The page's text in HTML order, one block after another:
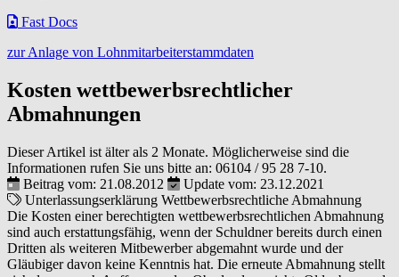
Fast Docs
zur Anlage von Lohnmitarbeiterstammdaten
Kosten wettbewerbsrechtlicher
Abmahnungen
Dieser Artikel ist älter als 2 Monate. Möglicherweise sind die
Informationen rufen Sie uns bitte an: 06104 / 95 28 7-10.
Beitrag vom: 21.08.2012
Update vom: 23.12.2021
Unterlassungserklärung Wettbewerbsrechtliche Abmahnung
Die Kosten einer berechtigten wettbewerbsrechtlichen Abmahnung
sind auch erstattungsfähig, wenn der Schuldner bereits durch einen
Dritten als weiteren Mitbewerber abgemahnt wurde und der
Gläubiger davon keine Kenntnis hat. Die erneute Abmahnung stellt